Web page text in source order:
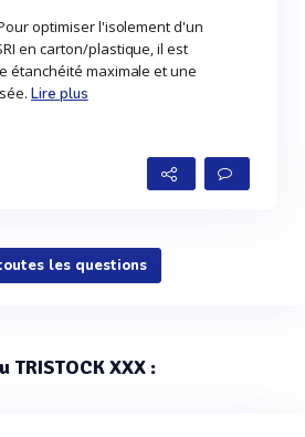
optimiser l'isolement d'un
en carton/plastique, il est
étanchéité maximale et une
Lire plus
les questions
XXX :